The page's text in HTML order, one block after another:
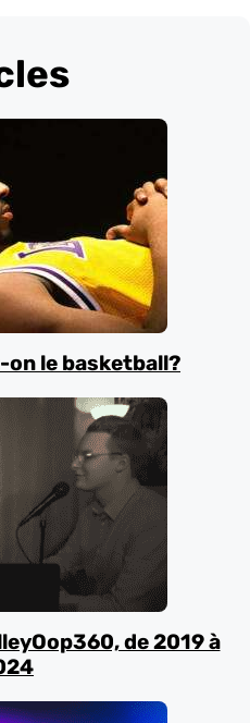
le basketball?
de 2019 à